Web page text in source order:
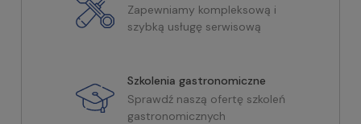
Zapewniamy kompleksową i
szybką usługę serwisową
Szkolenia gastronomiczne
Sprawdź naszą ofertę szkoleń
gastronomicznych